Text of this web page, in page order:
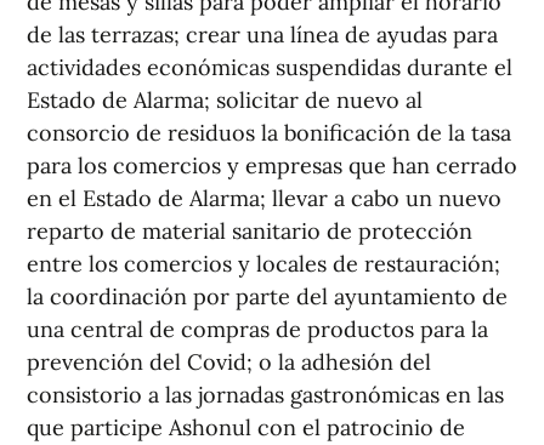
de las terrazas; crear una línea de ayudas para
actividades económicas suspendidas durante el
Estado de Alarma; solicitar de nuevo al
consorcio de residuos la bonificación de la tasa
para los comercios y empresas que han cerrado
en el Estado de Alarma; llevar a cabo un nuevo
reparto de material sanitario de protección
entre los comercios y locales de restauración;
la coordinación por parte del ayuntamiento de
una central de compras de productos para la
prevención del Covid; o la adhesión del
consistorio a las jornadas gastronómicas en las
que participe Ashonul con el patrocinio de